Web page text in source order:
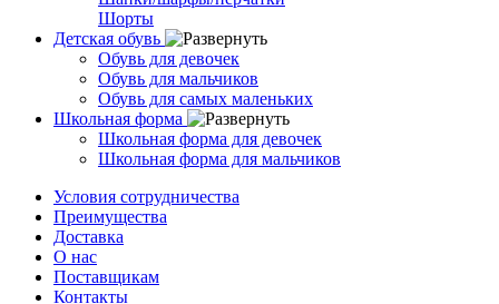
Шорты
Детская обувь
Обувь для девочек
Обувь для мальчиков
Обувь для самых маленьких
Школьная форма
Школьная форма для девочек
Школьная форма для мальчиков
Условия сотрудничества
Преимущества
Доставка
О нас
Поставщикам
Контакты